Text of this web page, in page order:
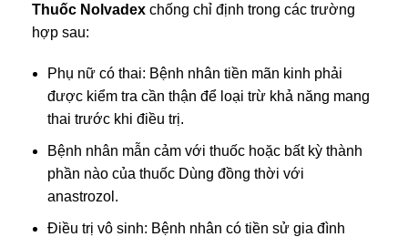
Thuốc Nolvadex chống chỉ định trong các trường
hợp sau:
Phụ nữ có thai: Bệnh nhân tiền mãn kinh phải
được kiểm tra cần thận để loại trừ khả năng mang
thai trước khi điều trị.
Bệnh nhân mẫn cảm với thuốc hoặc bất kỳ thành
phần nào của thuốc Dùng đồng thời với
anastrozol.
Điều trị vô sinh: Bệnh nhân có tiền sử gia đình